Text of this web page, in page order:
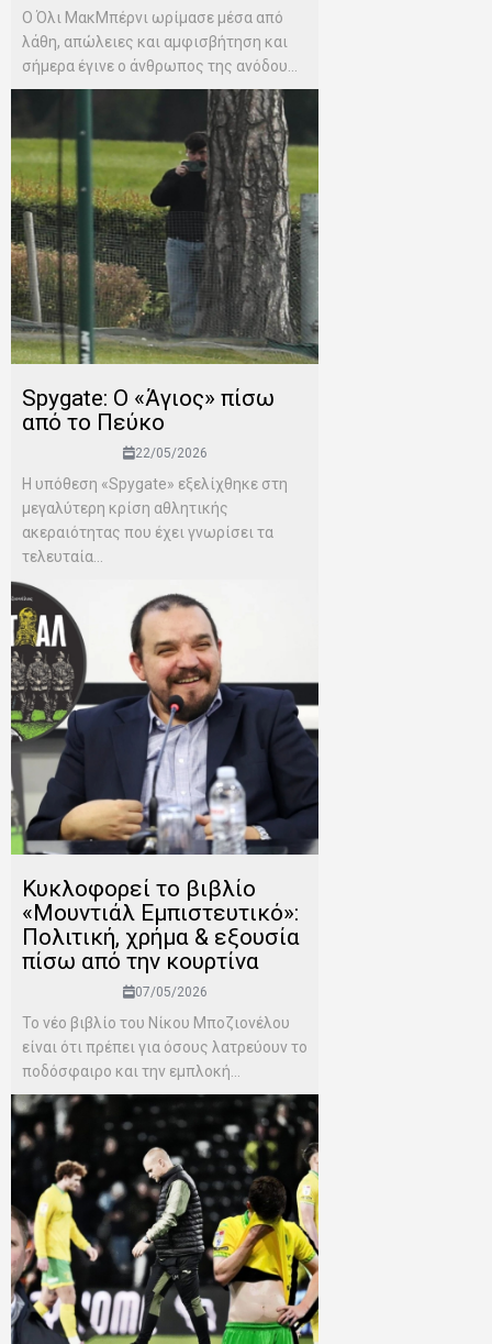
Ο Όλι ΜακΜπέρνι ωρίμασε μέσα από
λάθη, απώλειες και αμφισβήτηση και
σήμερα έγινε ο άνθρωπος της ανόδου...
Spygate: Ο «Άγιος» πίσω
από το Πεύκο
22/05/2026
Η υπόθεση «Spygate» εξελίχθηκε στη
μεγαλύτερη κρίση αθλητικής
ακεραιότητας που έχει γνωρίσει τα
τελευταία...
Κυκλοφορεί το βιβλίο
«Μουντιάλ Εμπιστευτικό»:
Πολιτική, χρήμα & εξουσία
πίσω από την κουρτίνα
07/05/2026
Το νέο βιβλίο του Νίκου Μποζιονέλου
είναι ότι πρέπει για όσους λατρεύουν το
ποδόσφαιρο και την εμπλοκή...